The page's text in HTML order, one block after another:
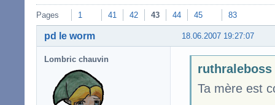
Pages 1 41 42 43 44 45 83
18.06.2007 19:27:07
pd le worm
Lombric chauvin
Ta mère est